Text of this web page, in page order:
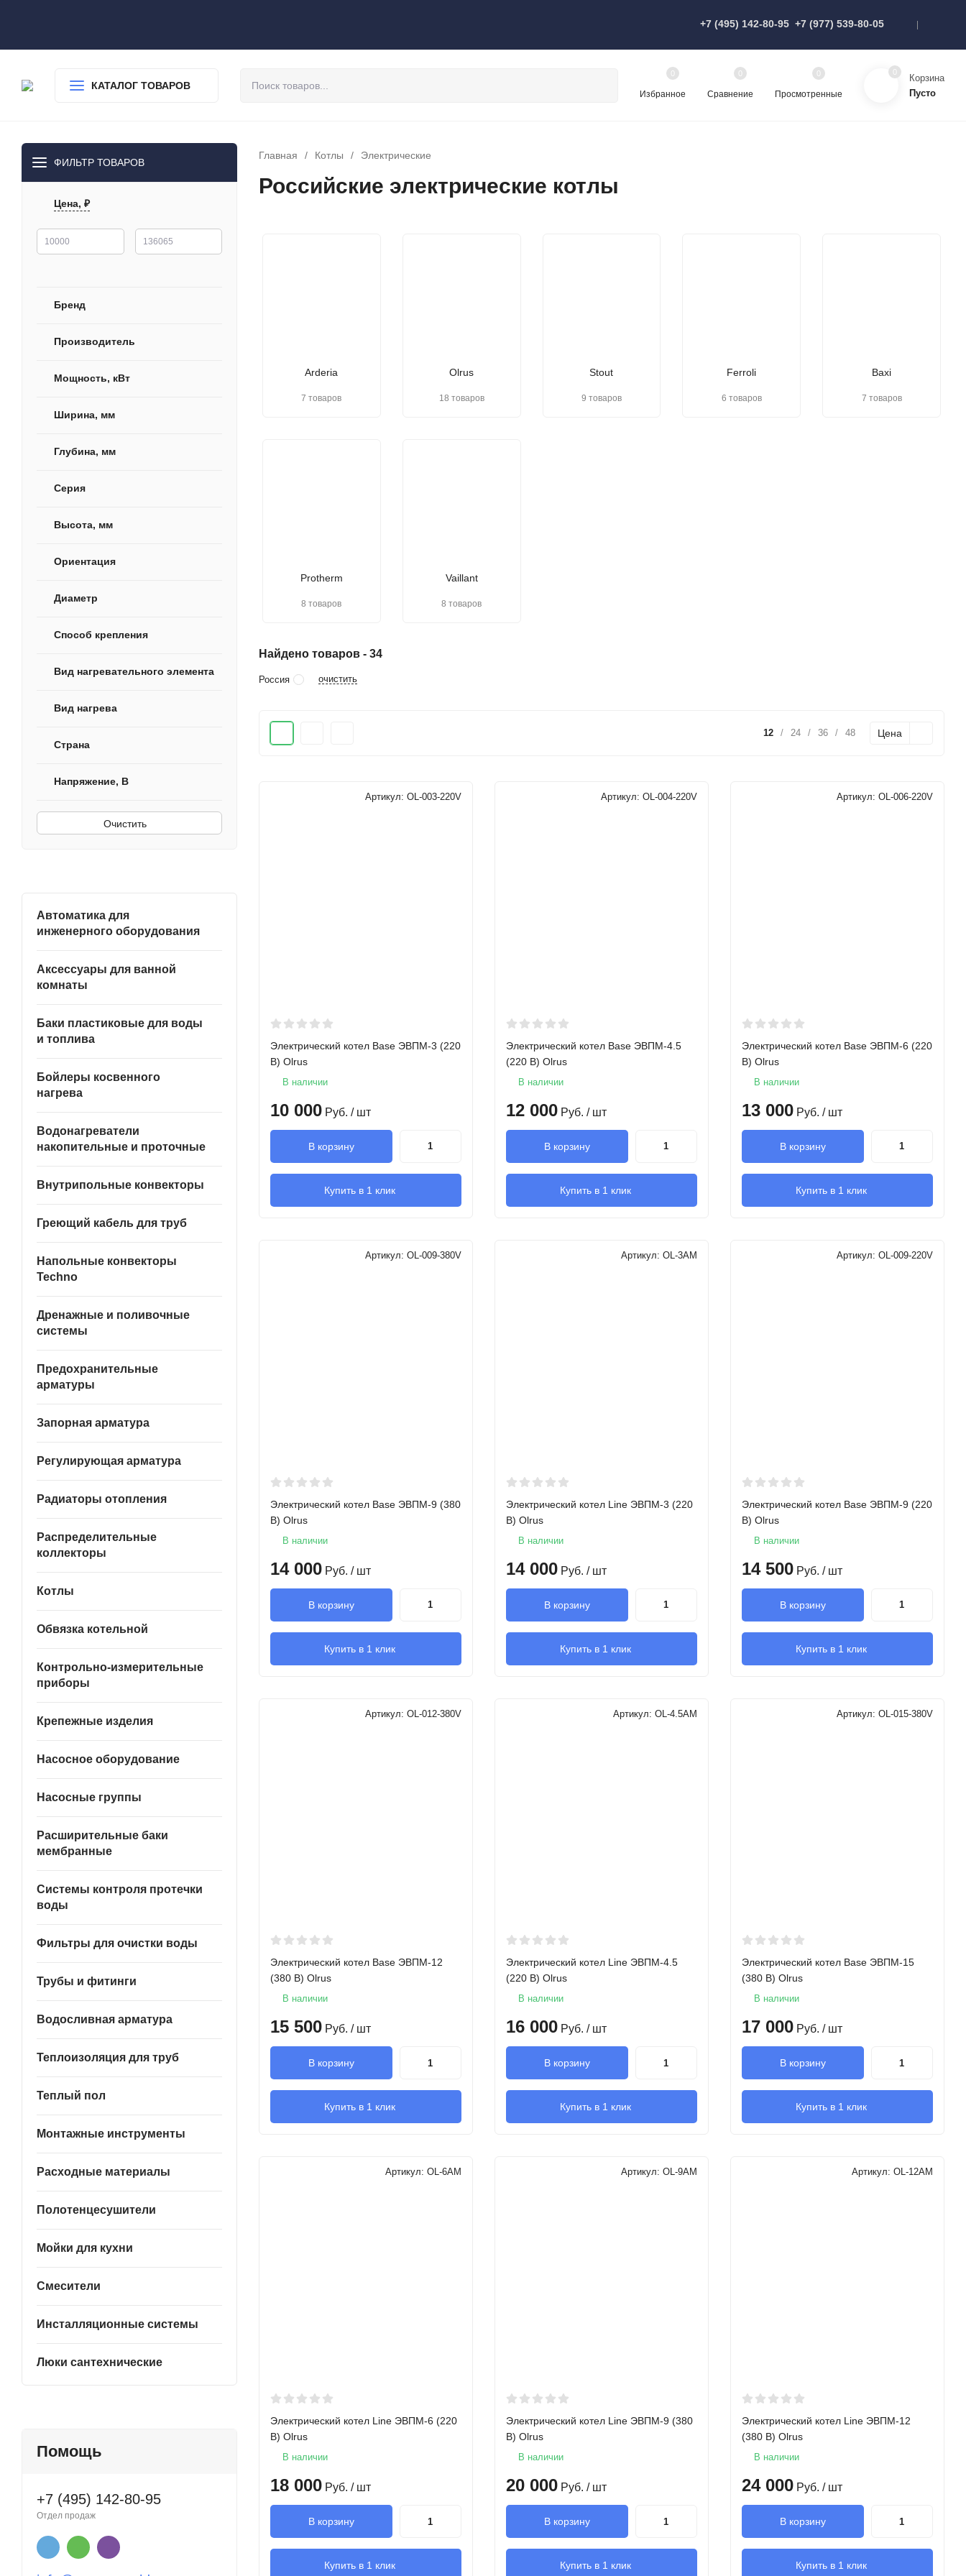
+7 (495) 142-80-95 +7 (977) 539-80-05
КАТАЛОГ ТОВАРОВ
Избранное
0
Сравнение
0
Просмотренные
0 0
Корзина
Пусто
ФИЛЬТР ТОВАРОВ
Цена, ₽
Бренд
Производитель
Мощность, кВт
Ширина, мм
Глубина, мм
Серия
Высота, мм
Ориентация
Диаметр
Способ крепления
Вид нагревательного элемента
Вид нагрева
Страна
Напряжение, В
Очистить
Автоматика для
инженерного оборудования
Аксессуары для ванной
комнаты
Баки пластиковые для воды
и топлива
Бойлеры косвенного
нагрева
Водонагреватели
накопительные и проточные
Внутрипольные конвекторы
Греющий кабель для труб
Напольные конвекторы
Techno
Дренажные и поливочные
системы
Предохранительные
арматуры
Запорная арматура
Регулирующая арматура
Радиаторы отопления
Распределительные
коллекторы
Котлы
Обвязка котельной
Контрольно-измерительные
приборы
Крепежные изделия
Насосное оборудование
Насосные группы
Расширительные баки
мембранные
Системы контроля протечки
воды
Фильтры для очистки воды
Трубы и фитинги
Водосливная арматура
Теплоизоляция для труб
Теплый пол
Монтажные инструменты
Расходные материалы
Полотенцесушители
Мойки для кухни
Смесители
Инсталляционные системы
Люки сантехнические
Помощь
+7 (495) 142-80-95
Отдел продаж
Главная / Котлы / Электрические
Российские электрические котлы
Arderia
7 товаров
Olrus
18 товаров
Stout
9 товаров
Ferroli
6 товаров
Baxi
7 товаров
Protherm
8 товаров
Vaillant
8 товаров
Найдено товаров - 34
Россия очистить
12 / 24 / 36 / 48 Цена
Артикул: OL-003-220V
Электрический котел Base ЭВПМ-3 (220
В) Olrus
В наличии
10 000 Руб. / шт
В корзину
Купить в 1 клик
Артикул: OL-004-220V
Электрический котел Base ЭВПМ-4.5
(220 В) Olrus
В наличии
12 000 Руб. / шт
В корзину
Купить в 1 клик
Артикул: OL-006-220V
Электрический котел Base ЭВПМ-6 (220
В) Olrus
В наличии
13 000 Руб. / шт
В корзину
Купить в 1 клик
Артикул: OL-009-380V
Электрический котел Base ЭВПМ-9 (380
В) Olrus
В наличии
14 000 Руб. / шт
В корзину
Купить в 1 клик
Артикул: OL-3AM
Электрический котел Line ЭВПМ-3 (220
В) Olrus
В наличии
14 000 Руб. / шт
В корзину
Купить в 1 клик
Артикул: OL-009-220V
Электрический котел Base ЭВПМ-9 (220
В) Olrus
В наличии
14 500 Руб. / шт
В корзину
Купить в 1 клик
Артикул: OL-012-380V
Электрический котел Base ЭВПМ-12
(380 В) Olrus
В наличии
15 500 Руб. / шт
В корзину
Купить в 1 клик
Артикул: OL-4.5AM
Электрический котел Line ЭВПМ-4.5
(220 В) Olrus
В наличии
16 000 Руб. / шт
В корзину
Купить в 1 клик
Артикул: OL-015-380V
Электрический котел Base ЭВПМ-15
(380 В) Olrus
В наличии
17 000 Руб. / шт
В корзину
Купить в 1 клик
Артикул: OL-6AM
Электрический котел Line ЭВПМ-6 (220
В) Olrus
В наличии
18 000 Руб. / шт
В корзину
Купить в 1 клик
Артикул: OL-9AM
Электрический котел Line ЭВПМ-9 (380
В) Olrus
В наличии
20 000 Руб. / шт
В корзину
Купить в 1 клик
Артикул: OL-12AM
Электрический котел Line ЭВПМ-12
(380 В) Olrus
В наличии
24 000 Руб. / шт
В корзину
Купить в 1 клик